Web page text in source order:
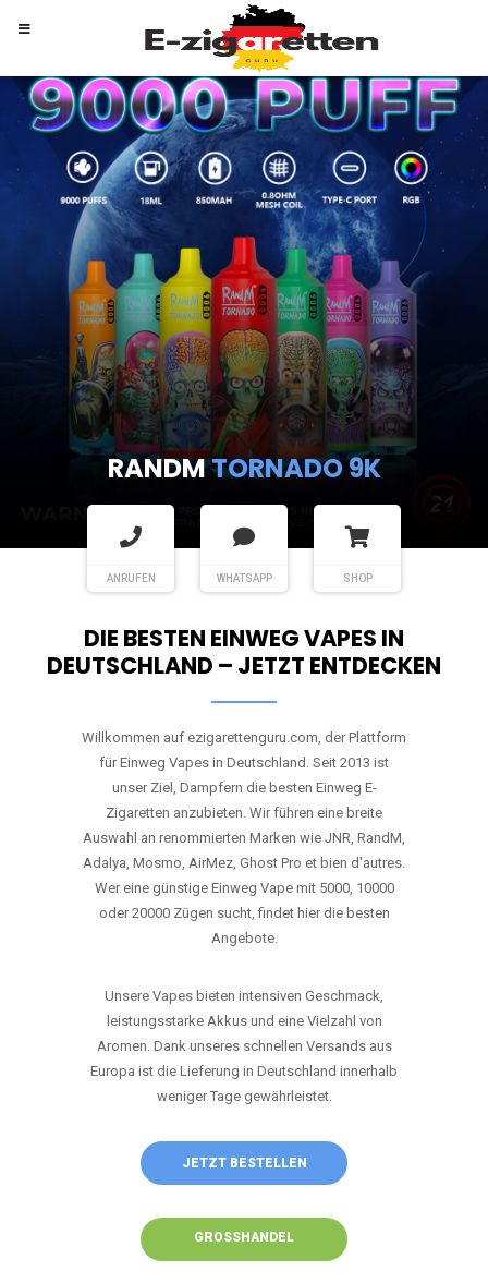
RANDMTORNADO 9K
ANRUFEN WHATSAPP SHOP
DIE BESTEN EINWEG VAPES IN
DEUTSCHLAND – JETZT ENTDECKEN
Willkommen auf ezigarettenguru.com, der Plattform
für Einweg Vapes in Deutschland. Seit 2013 ist
unser Ziel, Dampfern die besten Einweg E-
Zigaretten anzubieten. Wir führen eine breite
Auswahl an renommierten Marken wie JNR, RandM,
Adalya, Mosmo, AirMez, Ghost Pro et bien d'autres.
Wer eine günstige Einweg Vape mit 5000, 10000
oder 20000 Zügen sucht, findet hier die besten
Angebote.
Unsere Vapes bieten intensiven Geschmack,
leistungsstarke Akkus und eine Vielzahl von
Aromen. Dank unseres schnellen Versands aus
Europa ist die Lieferung in Deutschland innerhalb
weniger Tage gewährleistet.
JETZT BESTELLEN
GROSSHANDEL